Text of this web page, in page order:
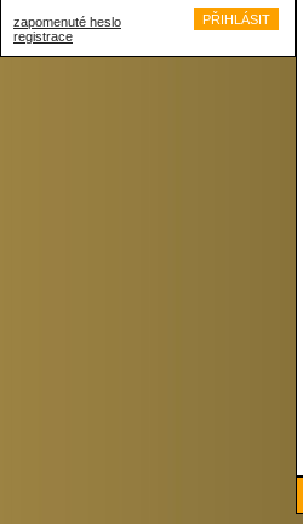
zapomenuté heslo
registrace